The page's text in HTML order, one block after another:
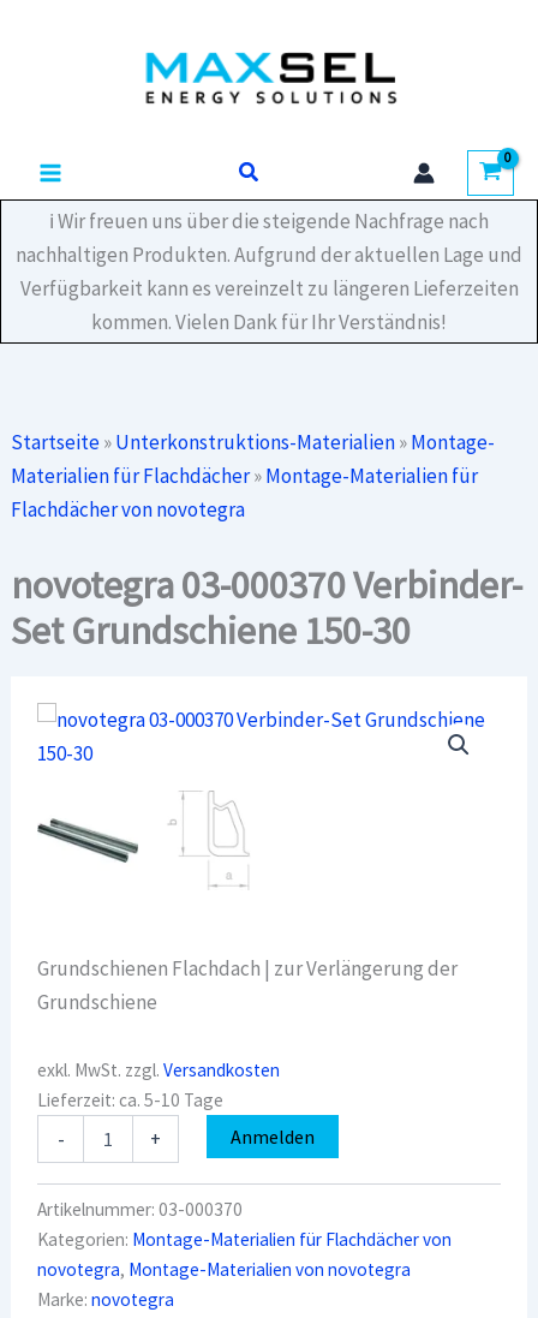
Suchen
ℹ️ Wir freuen uns über die steigende Nachfrage nach
nachhaltigen Produkten. Aufgrund der aktuellen Lage und
Verfügbarkeit kann es vereinzelt zu längeren Lieferzeiten
kommen. Vielen Dank für Ihr Verständnis!
Startseite»Unterkonstruktions-Materialien»Montage-
Materialien für Flachdächer»Montage-Materialien für
Flachdächer von novotegra
novotegra 03-000370 Verbinder-
Set Grundschiene 150-30
Grundschienen Flachdach | zur Verlängerung der
Grundschiene
exkl. MwSt. zzgl.Versandkosten
Lieferzeit:ca. 5-10 Tage
-
Verbinder-
Set
Grundschiene
150-
30
+ Anmelden
Artikelnummer:03-000370
Kategorien: Montage-Materialien für Flachdächer von
novotegra, Montage-Materialien von novotegra
Marke:novotegra